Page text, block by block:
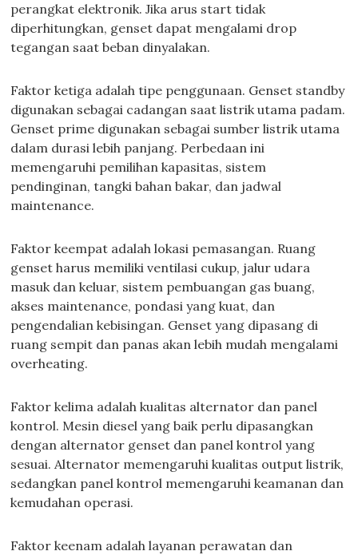
perangkat elektronik. Jika arus start tidak
diperhitungkan, genset dapat mengalami drop
tegangan saat beban dinyalakan.
Faktor ketiga adalah tipe penggunaan. Genset standby
digunakan sebagai cadangan saat listrik utama padam.
Genset prime digunakan sebagai sumber listrik utama
dalam durasi lebih panjang. Perbedaan ini
memengaruhi pemilihan kapasitas, sistem
pendinginan, tangki bahan bakar, dan jadwal
maintenance.
Faktor keempat adalah lokasi pemasangan. Ruang
genset harus memiliki ventilasi cukup, jalur udara
masuk dan keluar, sistem pembuangan gas buang,
akses maintenance, pondasi yang kuat, dan
pengendalian kebisingan. Genset yang dipasang di
ruang sempit dan panas akan lebih mudah mengalami
overheating.
Faktor kelima adalah kualitas alternator dan panel
kontrol. Mesin diesel yang baik perlu dipasangkan
dengan alternator genset dan panel kontrol yang
sesuai. Alternator memengaruhi kualitas output listrik,
sedangkan panel kontrol memengaruhi keamanan dan
kemudahan operasi.
Faktor keenam adalah layanan perawatan dan